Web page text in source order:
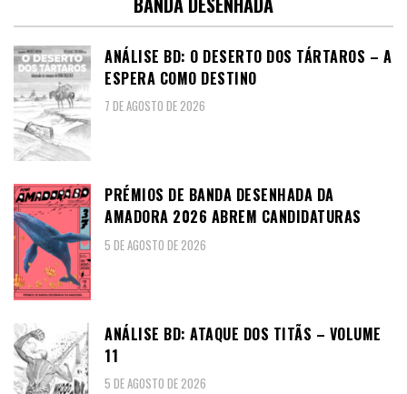
ANÁLISE BD: O DESERTO DOS TÁRTAROS – A
ESPERA COMO DESTINO
7 DE AGOSTO DE 2026
PRÉMIOS DE BANDA DESENHADA DA
AMADORA 2026 ABREM CANDIDATURAS
5 DE AGOSTO DE 2026
ANÁLISE BD: ATAQUE DOS TITÃS – VOLUME
11
5 DE AGOSTO DE 2026